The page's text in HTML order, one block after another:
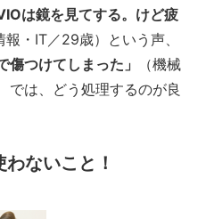
VIOは鏡を見てする。けど疲
報・IT／29歳）という声、
傷つけてしまった」
（機械
は、どう処理するのが良
ないこと！